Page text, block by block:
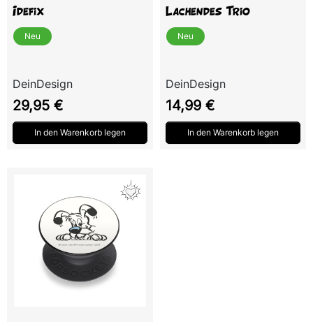
Idefix
Neu
DeinDesign
Preis
29,95 €
In den Warenkorb legen
Lachendes Trio
Neu
DeinDesign
Preis
14,99 €
In den Warenkorb legen